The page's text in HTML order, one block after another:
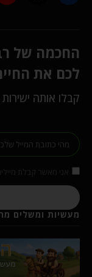
החכמה של
לכם את
קבלו אותה
מעשיות ומשלים